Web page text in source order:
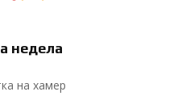
недела
на хамер